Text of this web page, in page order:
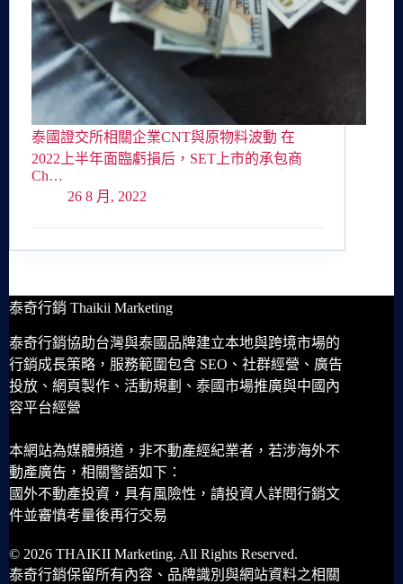
泰國證交所相關企業CNT與原物料波動 在
2022上半年面臨虧損后，SET上市的承包商
Ch…
26 8 月, 2022
泰奇行銷 Thaikii Marketing
泰奇行銷協助台灣與泰國品牌建立本地與跨境市場的
行銷成長策略，服務範圍包含 SEO、社群經營、廣告
投放、網頁製作、活動規劃、泰國市場推廣與中國內
容平台經營
本網站為媒體頻道，非不動產經紀業者，若涉海外不
動產廣告，相關警語如下：
國外不動產投資，具有風險性，請投資人詳閱行銷文
件並審慎考量後再行交易
© 2026 THAIKII Marketing. All Rights Reserved.
泰奇行銷保留所有內容、品牌識別與網站資料之相關